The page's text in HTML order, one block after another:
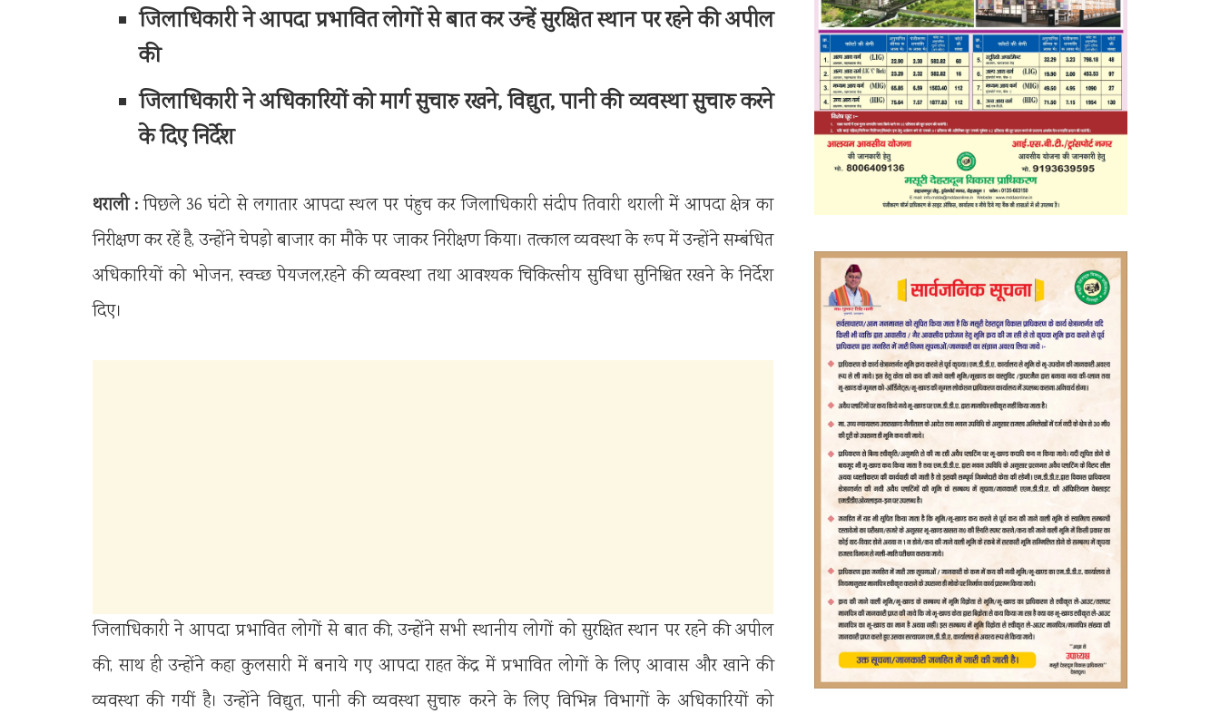
जिलाधिकारी ने आपदा प्रभावित लोगों से बात कर उन्हें सुरक्षित स्थान पर रहने की अपील
की
जिलाधिकारी ने अधिकारियों को मार्ग सुचारु रखने, विद्युत, पानी की व्यवस्था सुचारु करने
के दिए निर्देश
थराली :पिछले 36 घंटो से लगातार आपदा स्थल पर पंहुच कर जिलाधिकारी संदीप तिवारी थराली में आपदा क्षेत्र का
निरीक्षण कर रहें है, उन्होंने चेपड़ो बाजार का मौके पर जाकर निरीक्षण किया। तत्काल व्यवस्था के रूप में उन्होंने सम्बंधित
अधिकारियों को भोजन, स्वच्छ पेयजल,रहने की व्यवस्था तथा आवश्यक चिकित्सीय सुविधा सुनिश्चित रखने के निर्देश
दिए।
जिलाधिकारी ने आपदा प्रभावित लोगों से बात की, उन्होंने सभी स्थानीय लोगों को सुरक्षित स्थान पर रहने की अपील
की, साथ ही उन्होंने कहा कुलसारी में बनाये गए आपदा राहत केंद्र में प्रभावित लोगों के लिए आवास और खाने की
व्यवस्था की गयीं है। उन्होंने विद्युत, पानी की व्यवस्था सुचारु करने के लिए विभिन्न विभागों के अधिकारियों को